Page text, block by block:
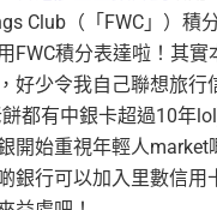
Club（「FWC」）積
FWC積分表達啦！其實
好少令我自己聯想旅行
都有中銀卡超過10年
開始重視年輕人market
銀行可以加入里數信用